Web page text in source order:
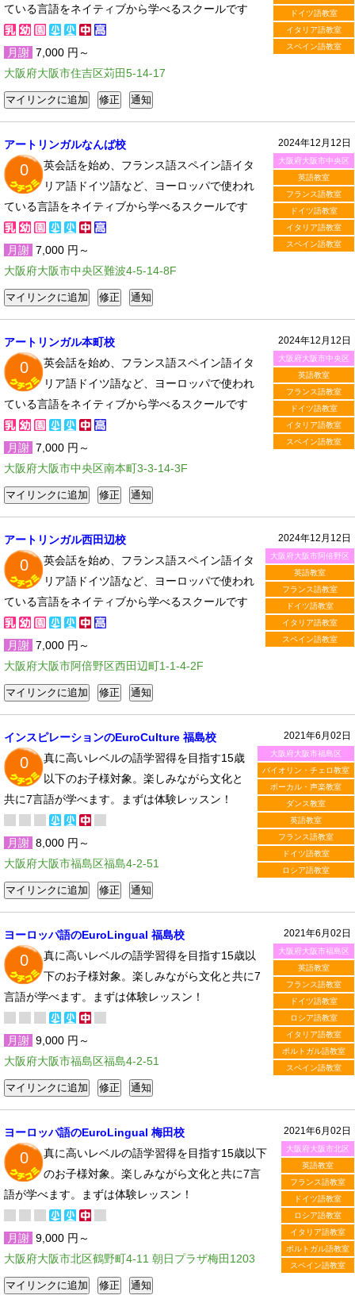
ドイツ語教室
イタリア語教室
スペイン語教室
ている言語をネイティブから学べるスクールです
月謝 7,000 円～
大阪府大阪市住吉区苅田5-14-17
2024年12月12日
大阪府大阪市中央区
英語教室
フランス語教室
ドイツ語教室
イタリア語教室
スペイン語教室
アートリンガルなんば校
0
英会話を始め、フランス語スペイン語イタ
リア語ドイツ語など、ヨーロッパで使われ
ている言語をネイティブから学べるスクールです
月謝 7,000 円～
大阪府大阪市中央区難波4-5-14-8F
2024年12月12日
大阪府大阪市中央区
英語教室
フランス語教室
ドイツ語教室
イタリア語教室
スペイン語教室
アートリンガル本町校
0
英会話を始め、フランス語スペイン語イタ
リア語ドイツ語など、ヨーロッパで使われ
ている言語をネイティブから学べるスクールです
月謝 7,000 円～
大阪府大阪市中央区南本町3-3-14-3F
2024年12月12日
大阪府大阪市阿倍野区
英語教室
フランス語教室
ドイツ語教室
イタリア語教室
スペイン語教室
アートリンガル西田辺校
0
英会話を始め、フランス語スペイン語イタ
リア語ドイツ語など、ヨーロッパで使われ
ている言語をネイティブから学べるスクールです
月謝 7,000 円～
大阪府大阪市阿倍野区西田辺町1-1-4-2F
2021年6月02日
大阪府大阪市福島区
バイオリン・チェロ教室
ボーカル・声楽教室
ダンス教室
英語教室
フランス語教室
ドイツ語教室
ロシア語教室
インスピレーションのEuroCulture 福島校
0
真に高いレベルの語学習得を目指す15歳
以下のお子様対象。楽しみながら文化と
共に7言語が学べます。まずは体験レッスン！
月謝 8,000 円～
大阪府大阪市福島区福島4-2-51
2021年6月02日
大阪府大阪市福島区
英語教室
フランス語教室
ドイツ語教室
ロシア語教室
イタリア語教室
ポルトガル語教室
スペイン語教室
ヨーロッパ語のEuroLingual 福島校
0
真に高いレベルの語学習得を目指す15歳以
下のお子様対象。楽しみながら文化と共に7
言語が学べます。まずは体験レッスン！
月謝 9,000 円～
大阪府大阪市福島区福島4-2-51
2021年6月02日
大阪府大阪市北区
英語教室
フランス語教室
ドイツ語教室
ロシア語教室
イタリア語教室
ポルトガル語教室
スペイン語教室
ヨーロッパ語のEuroLingual 梅田校
0
真に高いレベルの語学習得を目指す15歳以下
のお子様対象。楽しみながら文化と共に7言
語が学べます。まずは体験レッスン！
月謝 9,000 円～
大阪府大阪市北区鶴野町4-11 朝日プラザ梅田1203